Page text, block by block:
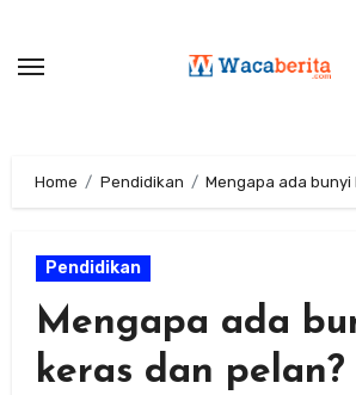
content
Home Pendidikan Mengapa ada
Pendidikan
Mengapa ada
keras dan pelan?